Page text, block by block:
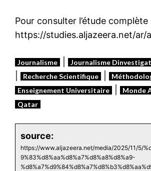
Pour consulter l’étude complète
https://studies.aljazeera.net/ar/
Journalisme Journalisme
Recherche Scientifique
Enseignement Universitaire Monde
Qatar
source:
https://www.aljazeera.net/media/2025/11/5/
9%83%d8%aa%d8%a7%d8%a8%d8%a9-